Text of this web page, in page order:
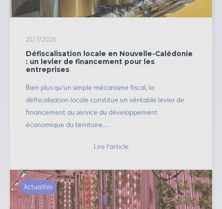
21/7/2026
Défiscalisation locale en Nouvelle-Calédonie
: un levier de financement pour les
entreprises
Bien plus qu'un simple mécanisme fiscal, la
défiscalisation locale constitue un véritable levier de
financement au service du développement
économique du territoire...
Lire l'article
Actualités